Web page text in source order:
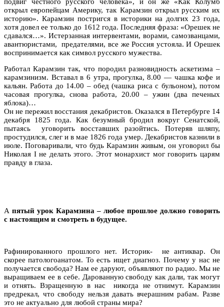
открыл европейцам Америку, так Карамзин открыл русским их
историю». Карамзин постригся в историки на долгих 23 года,
хотя довел ее только до 1612 года. Последняя фраза: «Орешек не
сдавался…». Истерзанная интервентами, ворами, самозванцами,
авантюристами, предателями, все же Россия устояла. И Орешек
воспринимается как символ русского мужества.
Работал Карамзин так, что породил разновидность аскетизма –
карамзинизм. Вставал в 6 утра, прогулка, 8.00 — чашка кофе и
кальян. Работа до 14.00 – обед (чашка риса с бульоном), потом
часовая прогулка, снова работа, 20.00 – ужин (два печеных
яблока)…
Он не пережил восстания декабристов. Оказался в Петербурге 14
декабря 1825 года. Как безумный бродил вокруг Сенатской,
пытаясь уговорить восставших разойтись. Потеряв шляпу,
простудился, слег и в мае 1826 года умер. Декабристов казнили в
июле. Поговаривали, что будь Карамзин живым, он уговорил бы
Николая I не делать этого. Этот монархист мог говорить царям
правду в глаза.
А пятый урок Карамзина – любое прошлое должно говорить
с настоящим и смотреть в будущее.
Рафинированного прошлого нет. Историк- не антиквар. Он
скорее патологоанатом. То есть ищет диагноз. Почему у нас не
получается свобода? Нам ее даруют, объявляют по радио. Мы не
выращиваем ее в себе. Дарованную свободу как дали, так могут
и отнять. Взращенную в нас никогда не отнимут. Карамзин
предрекал, что свободу нельзя давать вчерашним рабам. Разве
это не актуально для любой страны мира?